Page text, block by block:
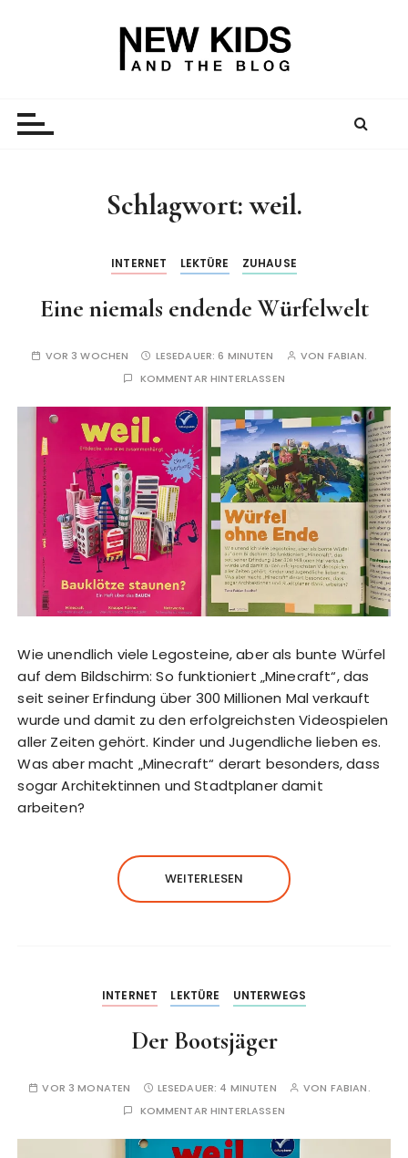
Schlagwort:weil.
INTERNET LEKTÜRE ZUHAUSE
Eine niemals endende Würfelwelt
VOR 3 WOCHEN LESEDAUER:6 MINUTEN VON FABIAN.
KOMMENTAR HINTERLASSEN
Wie unendlich viele Legosteine, aber als bunte Würfel
auf dem Bildschirm: So funktioniert „Minecraft“, das
seit seiner Erfindung über 300 Millionen Mal verkauft
wurde und damit zu den erfolgreichsten Videospielen
aller Zeiten gehört. Kinder und Jugendliche lieben es.
Was aber macht „Minecraft“ derart besonders, dass
sogar Architektinnen und Stadtplaner damit
arbeiten?
WEITERLESEN
INTERNET LEKTÜRE UNTERWEGS
Der Bootsjäger
VOR 3 MONATEN LESEDAUER: 4 MINUTEN VON FABIAN.
KOMMENTAR HINTERLASSEN